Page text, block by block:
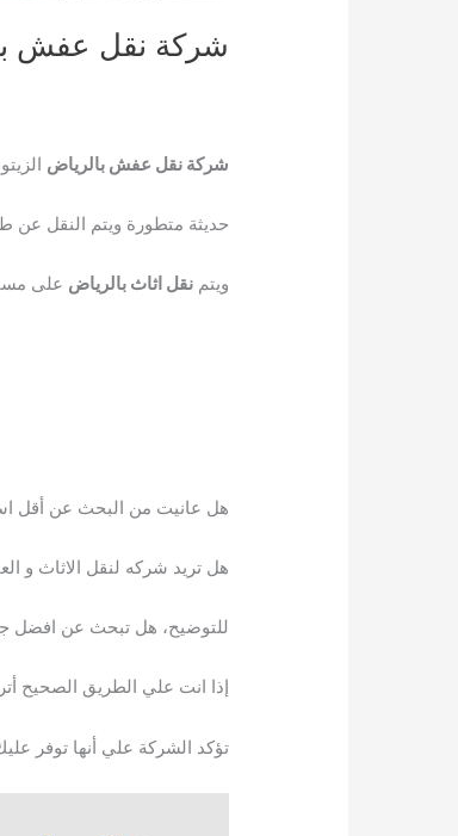
شركة نقل عفش
شركة نقل عفش بالرياض
حديثة متطورة ويتم النقل عن
ويتمنقل اثاث بالرياض على
هل عانيت من البحث عن أقل
هل تريد شركه لنقل الاثاث
للتوضيح، هل تبحث عن افضل
إذا انت علي الطريق الصحيح
تؤكد الشركة علي أنها توفر